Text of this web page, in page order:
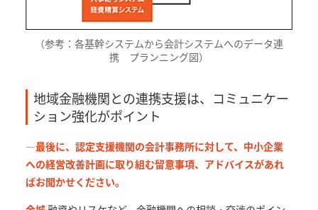
（参考：各基幹システムから会計システムへのデータ連
携 プランニング図）
地域金融機関との連携支援は、コミュニケー
ション強化がポイント
—最後に、認定支援機関の会計事務所に対して、中小企業
への経営改善計画に取り組む留意事項、アドバイスがあれ
ばお聞かせください。